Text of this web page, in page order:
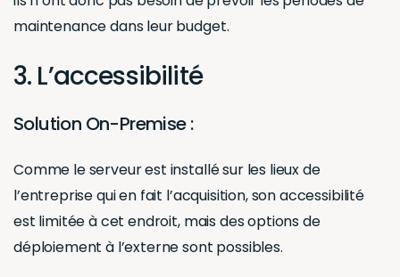
maintenance dans leur budget.
3. L’accessibilité
Solution On-Premise :
Comme le serveur est installé sur les lieux de
l’entreprise qui en fait l’acquisition, son accessibilité
est limitée à cet endroit, mais des options de
déploiement à l’externe sont possibles.